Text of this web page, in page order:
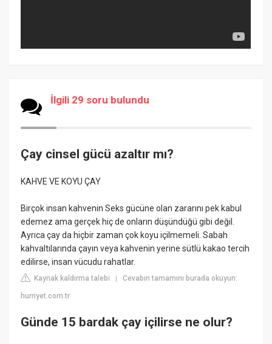
İlgili 29 soru bulundu
Çay cinsel gücü azaltır mı?
KAHVE VE KOYU ÇAY
Birçok insan kahvenin Seks gücüne olan zararını pek kabul
edemez ama gerçek hiç de onların düşündüğü gibi değil.
Ayrıca çay da hiçbir zaman çok koyu içilmemeli. Sabah
kahvaltılarında çayın veya kahvenin yerine sütlü kakao tercih
edilirse, insan vücudu rahatlar.
Kaynak kaldırma talebi |Cevabın tamamını burada okuyun:
hurriyet.com.tr
Günde 15 bardak çay içilirse ne olur?